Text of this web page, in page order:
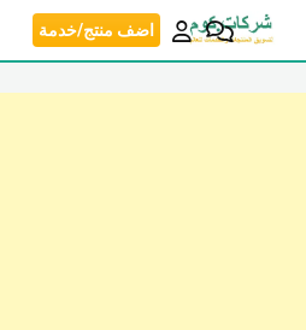
انتقل
اضف منتج/خدمة